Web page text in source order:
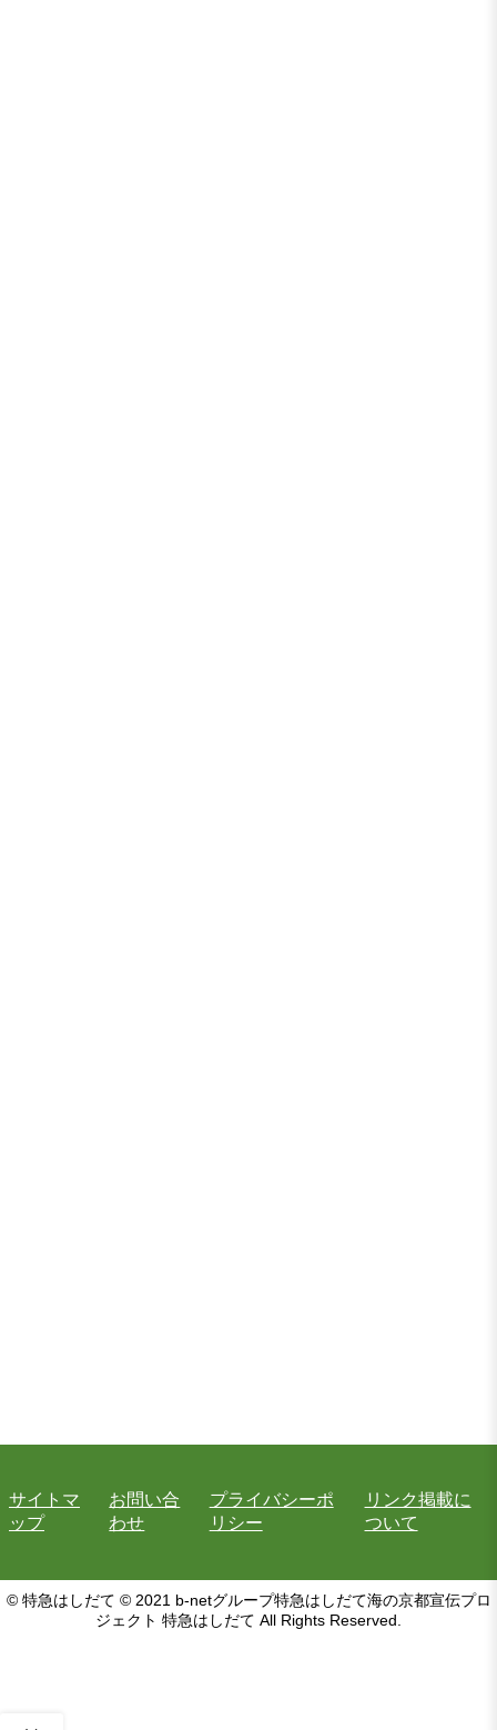
サイトマ
ップ
お問い合
わせ
プライバシーポ
リシー
リンク掲載に
ついて
© 特急はしだて © 2021 b-netグループ特急はしだて海の京都宣伝プロ
ジェクト 特急はしだて All Rights Reserved.